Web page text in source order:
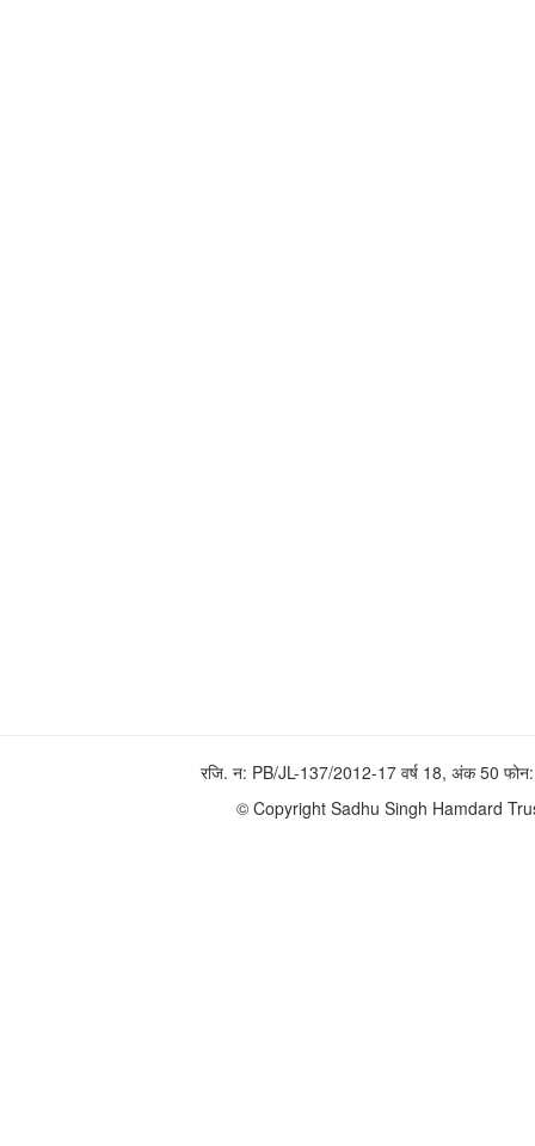
रजि. न: PB/JL-137/2012-17 वर्ष 18, अंक 50
© Copyright Sadhu Singh Hamdard